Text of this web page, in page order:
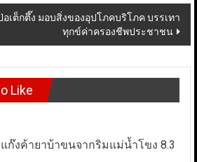
เต็กตึ๊ง มอบสิ่งของอุปโภคบริโภค บรรเทา
ทุกข์ค่าครองชีพประชาชน
Like
ก๊งค้ายาบ้าขนจากริมแม่น้ำโขง 8.3